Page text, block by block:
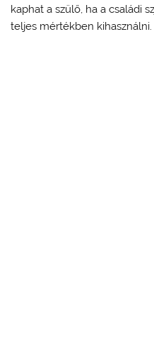
kaphat a szülő, ha a családi
teljes mértékben kihasználni.